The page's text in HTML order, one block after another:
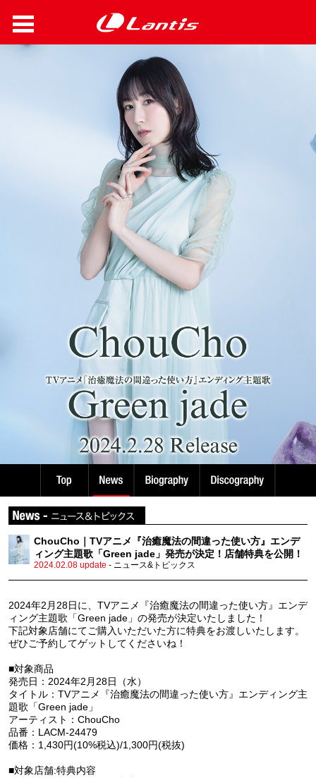
ChouCho｜TVアニメ『治癒魔法の間違った使い方』エンデ
ィング主題歌「Green jade」発売が決定！店舗特典を公開！
2024.02.08 update - ニュース&トピックス
2024年2月28日に、TVアニメ『治癒魔法の間違った使い方』エンデ
ィング主題歌「Green jade」の発売が決定いたしました！
下記対象店舗にてご購入いただいた方に特典をお渡しいたします。
ぜひご予約してゲットしてくださいね！
■対象商品
発売日：2024年2月28日（水）
タイトル：TVアニメ『治癒魔法の間違った使い方』エンディング主
題歌「Green jade」
アーティスト：ChouCho
品番：LACM-24479
価格：1,430円(10%税込)/1,300円(税抜)
■対象店舗:特典内容